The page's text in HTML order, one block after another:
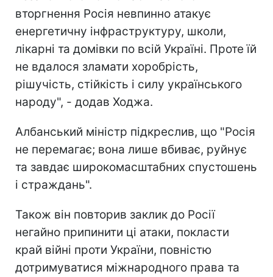
вторгнення Росія невпинно атакує
енергетичну інфраструктуру, школи,
лікарні та домівки по всій Україні. Проте їй
не вдалося зламати хоробрість,
рішучість, стійкість і силу українського
народу", - додав Ходжа.
Албанський міністр підкреслив, що "Росія
не перемагає; вона лише вбиває, руйнує
та завдає широкомасштабних спустошень
і страждань".
Також він повторив заклик до Росії
негайно припинити ці атаки, покласти
край війні проти України, повністю
дотримуватися міжнародного права та